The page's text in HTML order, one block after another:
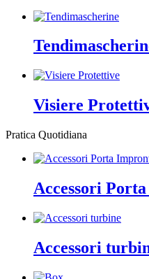
Visiere
Pratica Quotidiana
Accessori
Accessori